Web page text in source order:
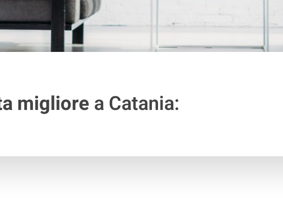
migliorea Catania: